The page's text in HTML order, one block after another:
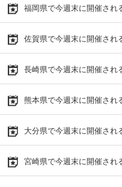
福岡県で今週末に開催され
佐賀県で今週末に開催され
長崎県で今週末に開催され
熊本県で今週末に開催され
大分県で今週末に開催され
宮崎県で今週末に開催され